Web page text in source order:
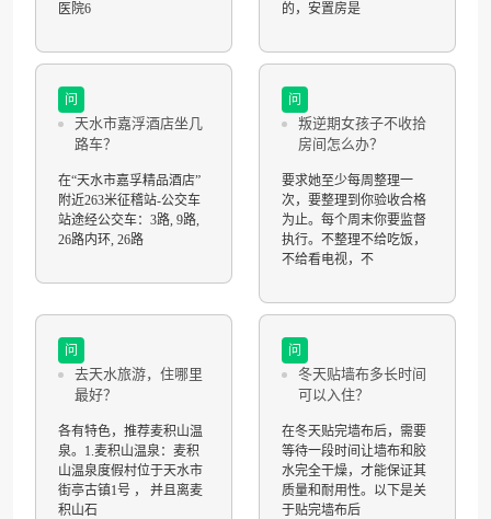
医院6
的，安置房是
问
天水市嘉浮酒店坐几
路车？
在“天水市嘉孚精品酒店”
附近263米征稽站-公交车
站途经公交车：3路, 9路,
26路内环, 26路
问
叛逆期女孩子不收拾
房间怎么办？
要求她至少每周整理一
次，要整理到你验收合格
为止。每个周末你要监督
执行。不整理不给吃饭，
不给看电视，不
问
去天水旅游，住哪里
最好？
各有特色，推荐麦积山温
泉。1.麦积山温泉：麦积
山温泉度假村位于天水市
街亭古镇1号 ， 并且离麦
积山石
问
冬天贴墙布多长时间
可以入住？
在冬天贴完墙布后，需要
等待一段时间让墙布和胶
水完全干燥，才能保证其
质量和耐用性。以下是关
于贴完墙布后